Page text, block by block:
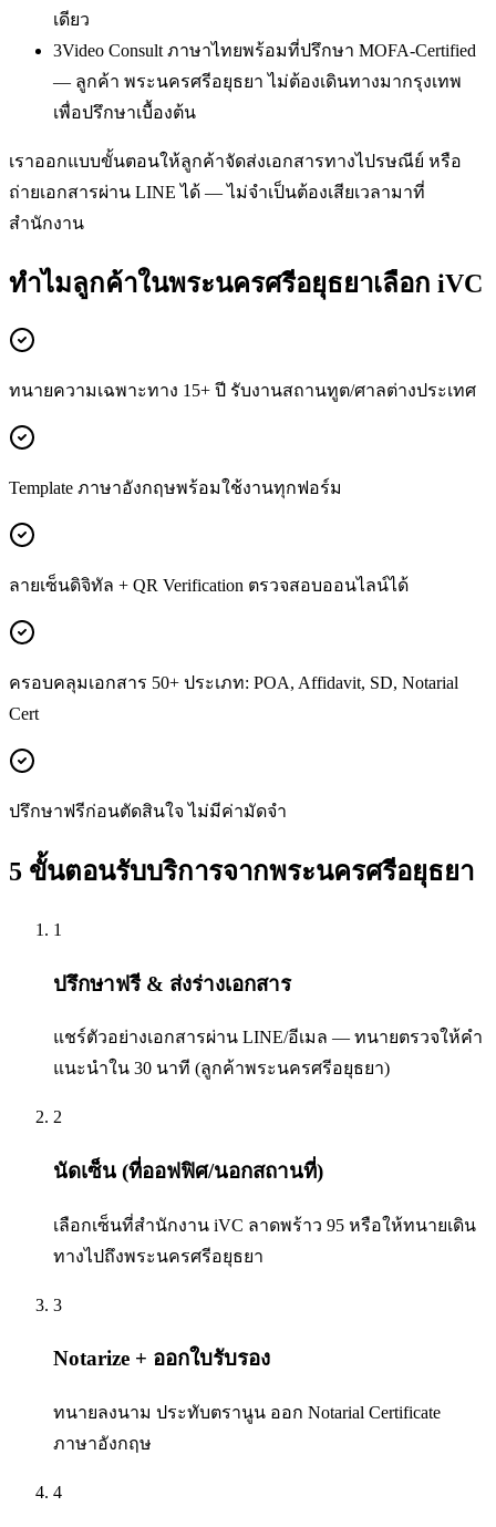
เดียว
3Video Consult ภาษาไทยพร้อมที่ปรึกษา MOFA-Certified
— ลูกค้า พระนครศรีอยุธยา ไม่ต้องเดินทางมากรุงเทพ
เพื่อปรึกษาเบื้องต้น
เราออกแบบขั้นตอนให้ลูกค้าจัดส่งเอกสารทางไปรษณีย์ หรือ
ถ่ายเอกสารผ่าน LINE ได้ — ไม่จำเป็นต้องเสียเวลามาที่
สำนักงาน
ทำไมลูกค้าในพระนครศรีอยุธยาเลือก iVC
ทนายความเฉพาะทาง 15+ ปี รับงานสถานทูต/ศาลต่างประเทศ
Template ภาษาอังกฤษพร้อมใช้งานทุกฟอร์ม
ลายเซ็นดิจิทัล + QR Verification ตรวจสอบออนไลน์ได้
ครอบคลุมเอกสาร 50+ ประเภท: POA, Affidavit, SD, Notarial
Cert
ปรึกษาฟรีก่อนตัดสินใจ ไม่มีค่ามัดจำ
5 ขั้นตอนรับบริการจากพระนครศรีอยุธยา
1
ปรึกษาฟรี & ส่งร่างเอกสาร
แชร์ตัวอย่างเอกสารผ่าน LINE/อีเมล — ทนายตรวจให้คำ
แนะนำใน 30 นาที (ลูกค้าพระนครศรีอยุธยา)
2
นัดเซ็น (ที่ออฟฟิศ/นอกสถานที่)
เลือกเซ็นที่สำนักงาน iVC ลาดพร้าว 95 หรือให้ทนายเดิน
ทางไปถึงพระนครศรีอยุธยา
3
Notarize + ออกใบรับรอง
ทนายลงนาม ประทับตรานูน ออก Notarial Certificate
ภาษาอังกฤษ
4